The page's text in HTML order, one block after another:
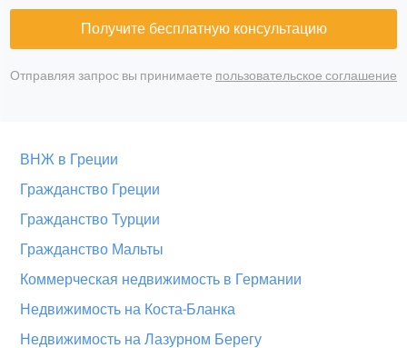
Получите бесплатную консультацию
Отправляя запрос вы принимаете пользовательское соглашение
ВНЖ в Греции
Гражданство Греции
Гражданство Турции
Гражданство Мальты
Коммерческая недвижимость в Германии
Недвижимость на Коста-Бланка
Недвижимость на Лазурном Берегу